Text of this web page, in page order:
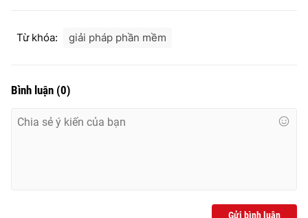
Từ khóa: giải pháp phần mềm
Bình luận (0)
Gửi bình luận